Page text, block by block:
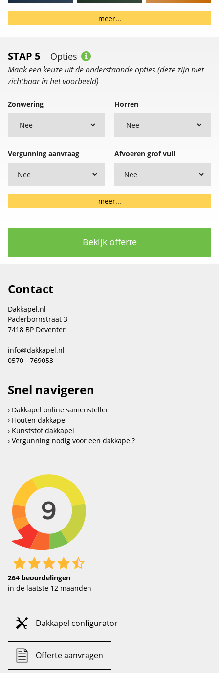
meer...
STAP 5 Opties
Maak een keuze uit de onderstaande opties (deze zijn niet
zichtbaar in het voorbeeld)
Zonwering Horren
Vergunning aanvraag Afvoeren grof vuil
meer...
Bekijk offerte
Contact
Dakkapel.nl
Paderbornstraat 3
7418 BP Deventer
info@dakkapel.nl
0570 - 769053
Snel navigeren
Dakkapel online samenstellen
Houten dakkapel
Kunststof dakkapel
Vergunning nodig voor een dakkapel?
264 beoordelingen
in de laatste 12 maanden
Dakkapel configurator
Offerte aanvragen